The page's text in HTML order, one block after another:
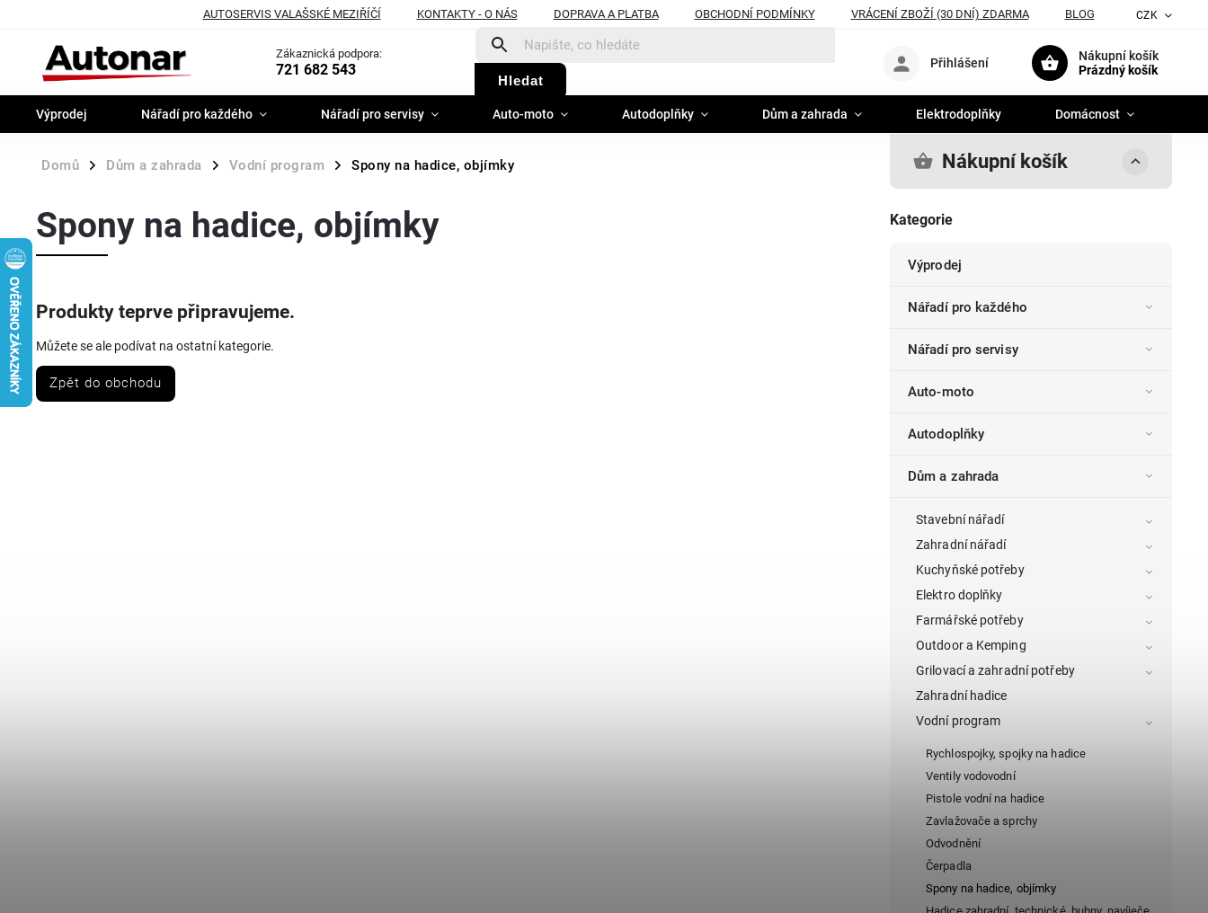
AUTOSERVIS VALAŠSKÉ MEZIŘÍČÍ KONTAKTY - O NÁS DOPRAVA A PLATBA OBCHODNÍ PODMÍNKY VRÁCENÍ ZBOŽÍ (30 DNÍ) ZDARMA BLOG CZK
Zákaznická podpora:
721 682 543
Hledat
Nákupní košík
Prázdný košík
Přihlášení
Výprodej Nářadí pro každého Nářadí pro servisy Auto-moto Autodoplňky Dům a zahrada Elektrodoplňky Domácnost
Domů / Dům a zahrada / Vodní program / Spony na hadice, objímky Nákupní košík
Kategorie
Výprodej
Nářadí pro každého
Nářadí pro servisy
Auto-moto
Autodoplňky
Dům a zahrada
Stavební nářadí
Zahradní nářadí
Kuchyňské potřeby
Elektro doplňky
Farmářské potřeby
Outdoor a Kemping
Grilovací a zahradní potřeby
Zahradní hadice
Vodní program
Rychlospojky, spojky na hadice
Ventily vodovodní
Pistole vodní na hadice
Zavlažovače a sprchy
Odvodnění
Čerpadla
Spony na hadice, objímky
Spony na hadice, objímky
Produkty teprve připravujeme.
Můžete se ale podívat na ostatní kategorie.
Zpět do obchodu